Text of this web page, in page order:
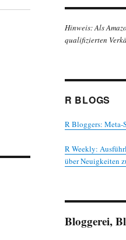
Hinweis: Als
qualifizierten
R BLOGS
R Bloggers: Meta-
R Weekly:
über Neuigkeiten
Bloggerei,